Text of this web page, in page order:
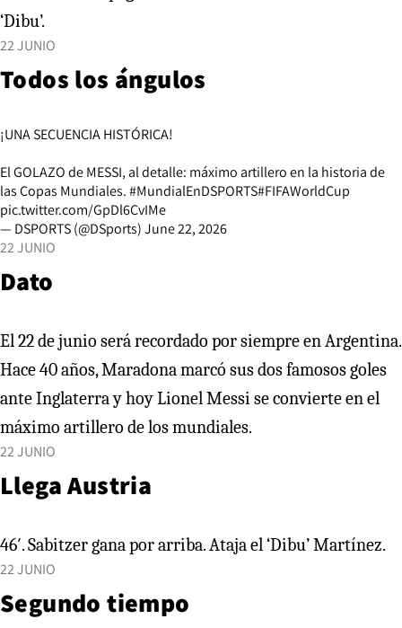
‘Dibu’.
22 JUNIO
Todos los ángulos
¡UNA SECUENCIA HISTÓRICA!
El GOLAZO de MESSI, al detalle: máximo artillero en la historia de
las Copas Mundiales.#MundialEnDSPORTS#FIFAWorldCup
pic.twitter.com/GpDl6CvIMe
— DSPORTS (@DSports)June 22, 2026
22 JUNIO
Dato
El 22 de junio será recordado por siempre en Argentina.
Hace 40 años, Maradona marcó sus dos famosos goles
ante Inglaterra y hoy Lionel Messi se convierte en el
máximo artillero de los mundiales.
22 JUNIO
Llega Austria
46′. Sabitzer gana por arriba. Ataja el ‘Dibu’ Martínez.
22 JUNIO
Segundo tiempo